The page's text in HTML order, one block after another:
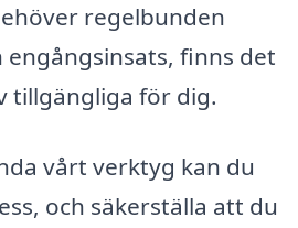
regelbunden
finns det
tillgängliga för dig.
vårt verktyg kan du
och säkerställa att du